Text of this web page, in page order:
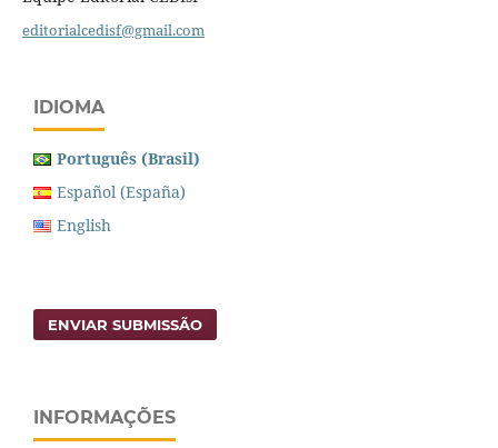
editorialcedisf@gmail.com
IDIOMA
Português (Brasil)
Español (España)
English
ENVIAR SUBMISSÃO
INFORMAÇÕES